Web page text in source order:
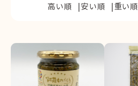
高い順
安い順 重い順